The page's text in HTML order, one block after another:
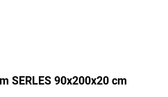
SERLES 90x200x20 cm